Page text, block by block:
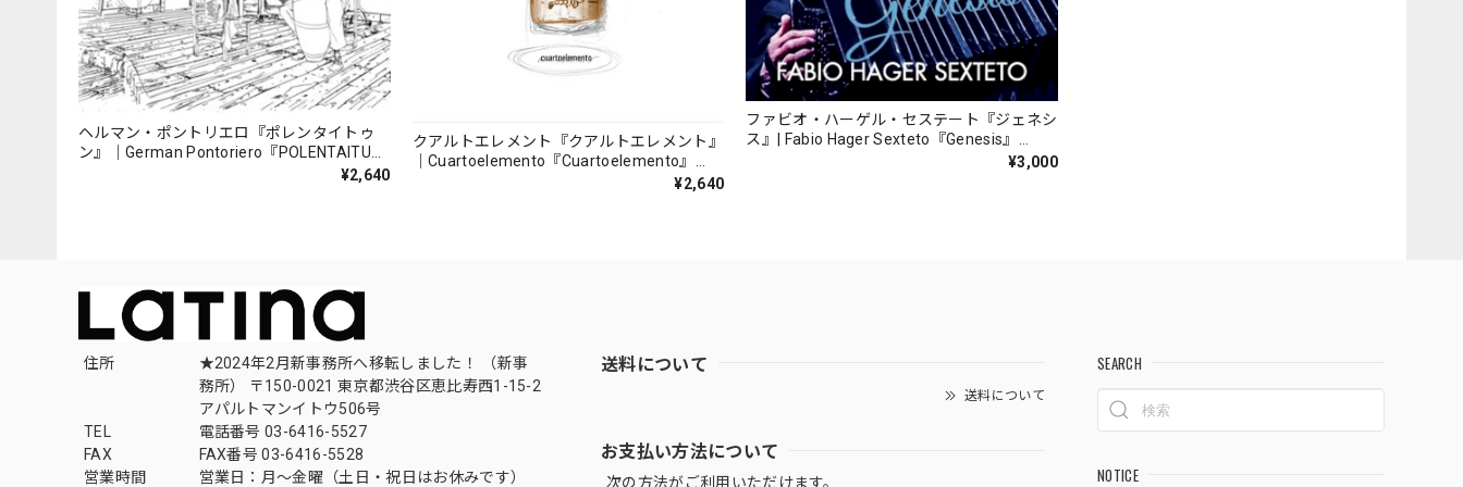
ヘルマン・ポントリエロ『ポレンタイトゥ
ン』｜German Pontoriero『POLENTAITUM
¥2,640
クアルトエレメント『クアルトエレメント』
｜Cuartoelemento『Cuartoelemento』
¥2,640
ファビオ・ハーゲル・セステート『ジェネシ
ス』| Fabio Hager Sexteto『Genesis』
¥3,000
住所
★2024年2月新事務所へ移転しました！ （新事
務所） 〒150-0021 東京都渋谷区恵比寿西1-15-2
アパルトマンイトウ506号
TEL
電話番号 03-6416-5527
FAX
FAX番号 03-6416-5528
営業時間
営業日：月〜金曜（土日・祝日はお休みです）
送料について
送料について
お支払い方法について
次の方法がご利用いただけます。
SEARCH
NOTICE